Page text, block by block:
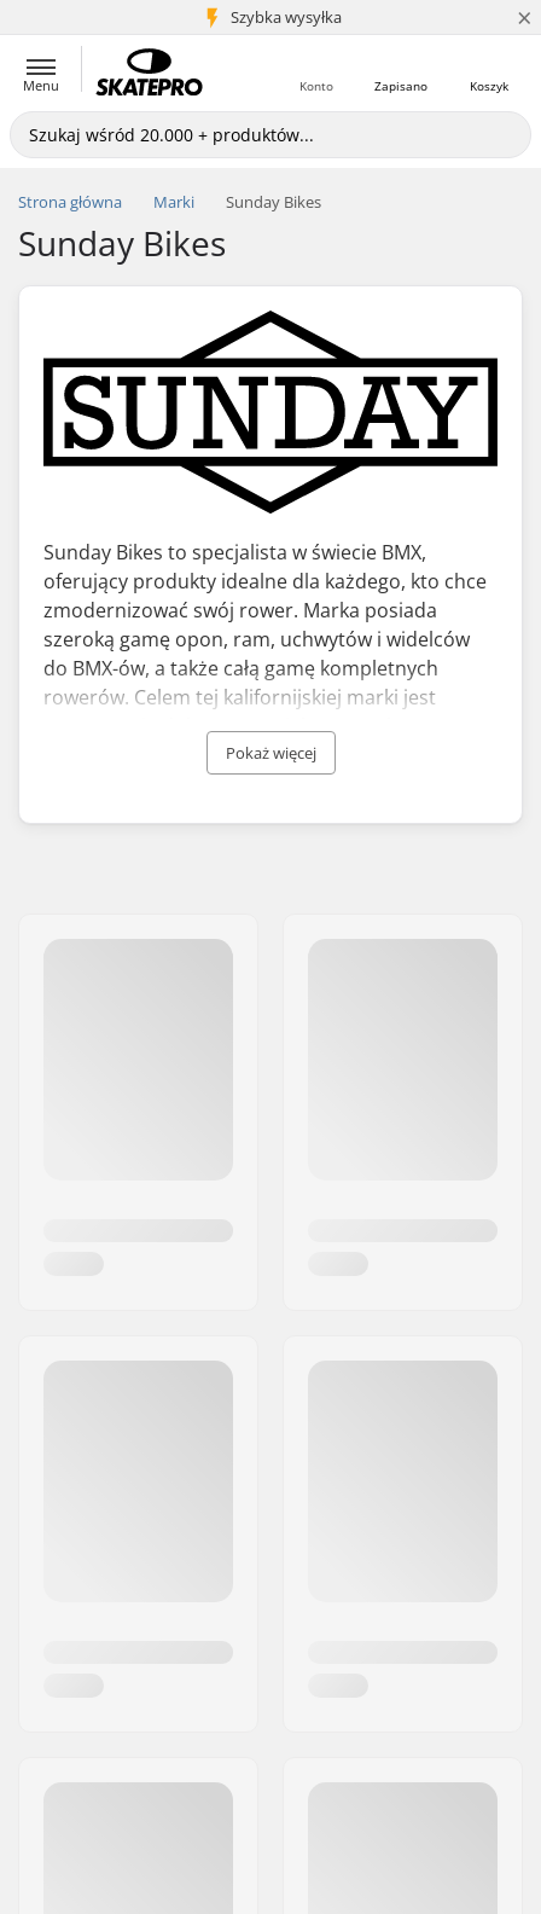
Szybka wysyłka
5+ mln klientów ×
Menu Koszyk
Zapisano
Konto
Strona główna Marki Sunday Bikes
Sunday Bikes
Sunday Bikes to specjalista w świecie BMX,
oferujący produkty idealne dla każdego, kto chce
zmodernizować swój rower. Marka posiada
szeroką gamę opon, ram, uchwytów i widelców
do BMX-ów, a także całą gamę kompletnych
rowerów. Celem tej kalifornijskiej marki jest
wytwarzanie dobrze zaprojektowanych
produktów wysokiej jakości. Sunday Bikes znane
za producenta sprzętu BMX o wysokiej jakości w
Pokaż więcej